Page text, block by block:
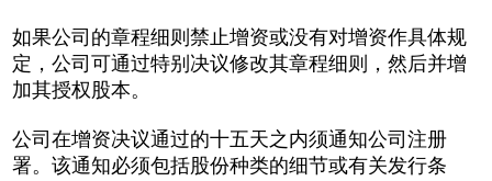
如果公司的章程细则禁止增资或没有对增资作具体规
定，公司可通过特别决议修改其章程细则，然后并增
加其授权股本。
公司在增资决议通过的十五天之内须通知公司注册
署。该通知必须包括股份种类的细节或有关发行条